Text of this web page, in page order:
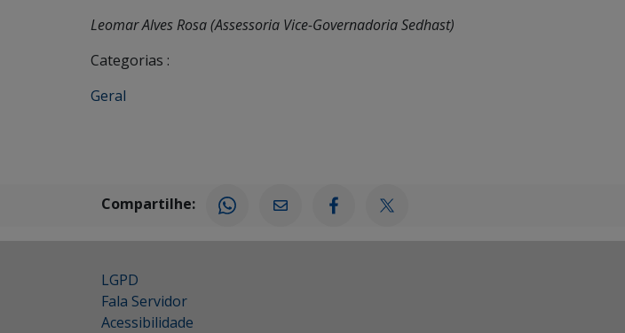
Leomar Alves Rosa (Assessoria Vice-Governadoria Sedhast)
Categorias :
Geral
Compartilhe:
LGPD
Fala Servidor
Acessibilidade